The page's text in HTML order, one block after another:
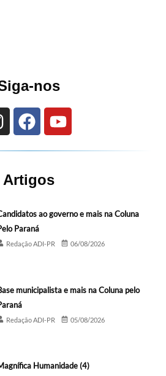
nos
Artigos
ao governo e mais na Coluna
Paraná
Redação ADI-PR 06/08/2026
municipalista e mais na Coluna pelo
Redação ADI-PR 05/08/2026
Humanidade (4)